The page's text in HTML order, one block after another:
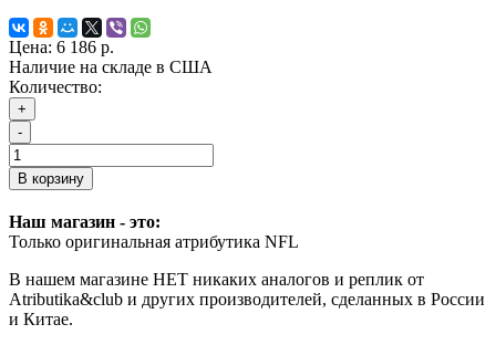
Цена: 6 186 р.
Наличие на складе в США
Количество:
+
-
В корзину
Наш магазин - это:
Только оригинальная атрибутика NFL
В нашем магазине НЕТ никаких аналогов и реплик от
Atributika&club и других производителей, сделанных в России
и Китае.